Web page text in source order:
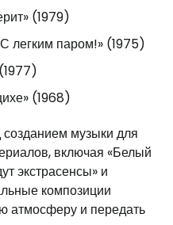
(1979)
легким паром!» (1975)
(1968)
музыки для
включая «Белый
экстрасенсы» и
композиции
атмосферу и передать